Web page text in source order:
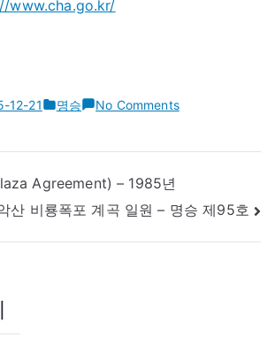
www.cha.go.kr/
12-21 명승 No Commentson
악
왕
Agreement) – 1985년
산 비룡폭포 계곡 일원 – 명승 제95호